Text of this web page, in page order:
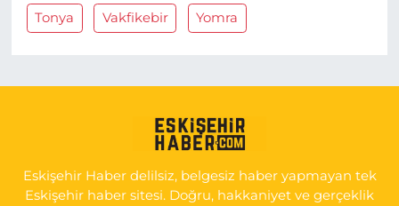
Tonya Vakfikebir Yomra
Eskişehir Haber delilsiz, belgesiz haber yapmayan tek
Eskişehir haber sitesi. Doğru, hakkaniyet ve gerçeklik